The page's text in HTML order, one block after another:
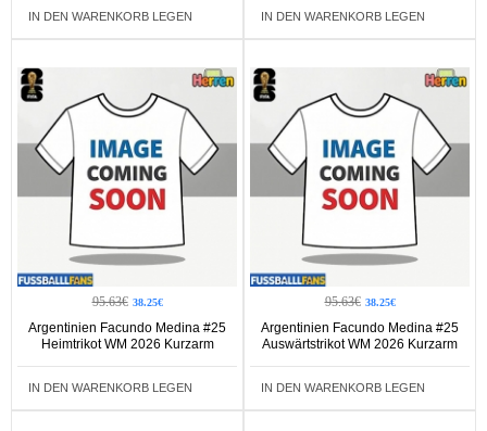
IN DEN WARENKORB LEGEN IN DEN WARENKORB LEGEN
95.63€ 38.25€
Argentinien Facundo Medina #25
Heimtrikot WM 2026 Kurzarm
IN DEN WARENKORB LEGEN
95.63€ 38.25€
Argentinien Facundo Medina #25
Auswärtstrikot WM 2026 Kurzarm
IN DEN WARENKORB LEGEN